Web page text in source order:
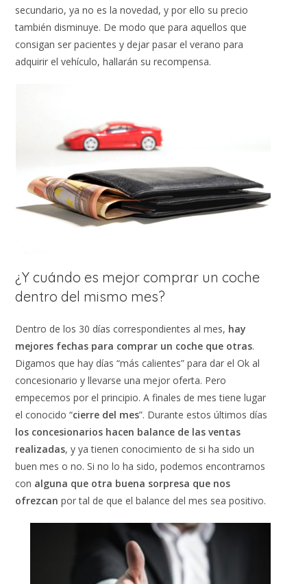
secundario, ya no es la novedad, y por ello su precio
también disminuye. De modo que para aquellos que
consigan ser pacientes y dejar pasar el verano para
adquirir el vehículo, hallarán su recompensa.
¿Y cuándo es mejor comprar un coche
dentro del mismo mes?
Dentro de los 30 días correspondientes al mes, hay
mejores fechas para comprar un coche que otras.
Digamos que hay días “más calientes” para dar el Ok al
concesionario y llevarse una mejor oferta. Pero
empecemos por el principio. A finales de mes tiene lugar
el conocido “cierre del mes”. Durante estos últimos días
los concesionarios hacen balance de las ventas
realizadas, y ya tienen conocimiento de si ha sido un
buen mes o no. Si no lo ha sido, podemos encontrarnos
con alguna que otra buena sorpresa que nos
ofrezcan por tal de que el balance del mes sea positivo.